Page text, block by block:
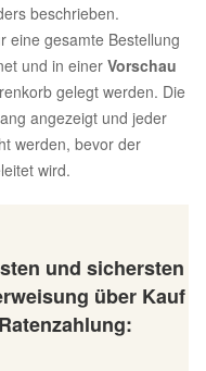
beschrieben.
eine gesamte Bestellung
und in einer Vorschau
gelegt werden. Die
angezeigt und jeder
werden, bevor der
wird.
und sichersten
über Kauf